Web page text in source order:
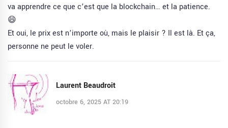
va apprendre ce que c’est que la blockchain… et la patience.
😄
Et oui, le prix est n’importe où, mais le plaisir ? Il est là. Et ça,
personne ne peut le voler.
Laurent Beaudroit
octobre 6, 2025 AT 20:19